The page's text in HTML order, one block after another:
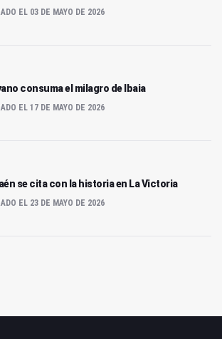
EL 03 DE MAYO DE 2026
consuma el milagro de Ibaia
EL 17 DE MAYO DE 2026
se cita con la historia en La Victoria
EL 23 DE MAYO DE 2026